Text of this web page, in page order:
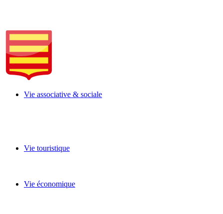
Vie associative & sociale
Vie touristique
Vie économique